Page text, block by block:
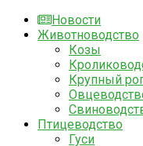
Новости
Животноводство
Козы
Крупный
Птицеводство
Гуси